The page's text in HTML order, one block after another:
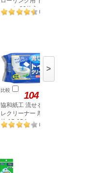
シート 30枚入 (
比較 104
協和紙工 流せるトイ
レクリーナー 厚手 30
枚 15-054
(
>